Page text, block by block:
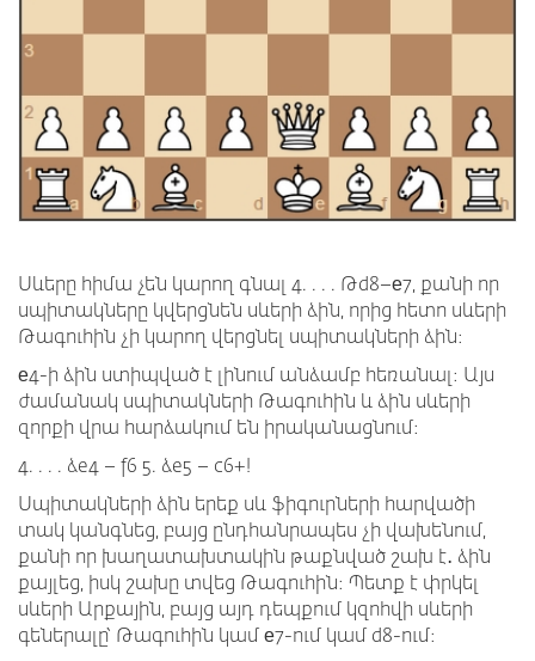
Սևերը հիմա չեն կարող գնալ 4. . . . Թd8–е7, քանի որ
սպիտակները կվերցնեն սևերի ձին, որից հետո սևերի
Թագուհին չի կարող վերցնել սպիտակների ձին։
е4-ի ձին ստիպված է լինում անձամբ հեռանալ։ Այս
ժամանակ սպիտակների Թագուհին և ձին սևերի
զորքի վրա հարձակում են իրականացնում։
4. . . . ձe4 – f6 5. ձe5 – c6+!
Սպիտակների ձին երեք սև ֆիգուրների հարվածի
տակ կանգնեց, բայց ընդհանրապես չի վախենում,
քանի որ խաղատախտակին թաքնված շախ է․ ձին
քայլեց, իսկ շախը տվեց Թագուհին։ Պետք է փրկել
սևերի Արքային, բայց այդ դեպքում կզոհվի սևերի
գեներալը՝ Թագուհին կամ е7-ում կամ d8-ում։